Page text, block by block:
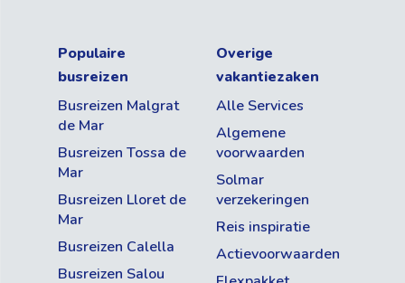
Populaire
busreizen
Busreizen Malgrat
de Mar
Busreizen Tossa de
Mar
Busreizen Lloret de
Mar
Busreizen Calella
Busreizen Salou
Overige
vakantiezaken
Alle Services
Algemene
voorwaarden
Solmar
verzekeringen
Reis inspiratie
Actievoorwaarden